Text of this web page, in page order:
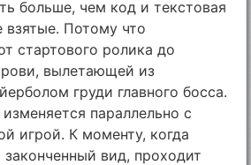
больше, чем код и текстовая
взятые. Потому что
стартового ролика до
вылетающей из
груди главного босса.
параллельно с
игрой. К моменту, когда
вид, проходит